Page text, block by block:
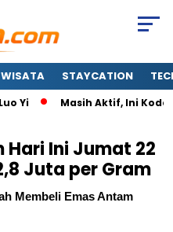
WISATA STAYCATION
Masih Aktif, Ini Kode
Hari Ini Jumat 22
Juta per Gram
Membeli Emas Antam